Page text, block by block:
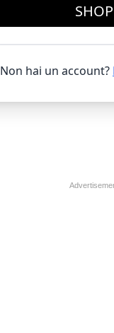
SHOP
Non hai un account?